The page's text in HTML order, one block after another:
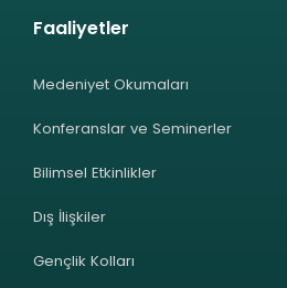
Faaliyetler
Medeniyet Okumaları
Konferanslar ve Seminerler
Bilimsel Etkinlikler
Dış İlişkiler
Gençlik Kolları